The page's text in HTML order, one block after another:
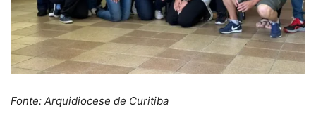
Fonte: Arquidiocese de Curitiba